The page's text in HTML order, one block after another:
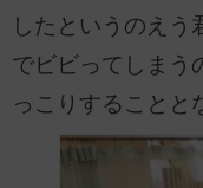
したというのえう
でビビってしまう
っこりすることと